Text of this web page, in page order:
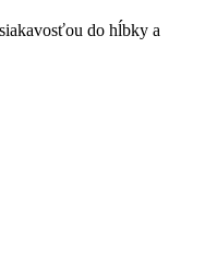
do hĺbky a